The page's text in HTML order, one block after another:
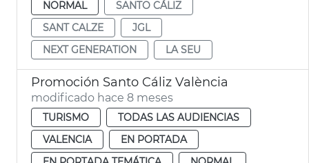
NORMAL
SANTO CÁLIZ
SANT CALZE
JGL
NEXT GENERATION
LA SEU
Promoción Santo Cáliz València
modificado hace 8 meses
TURISMO
TODAS LAS AUDIENCIAS
VALENCIA
EN PORTADA